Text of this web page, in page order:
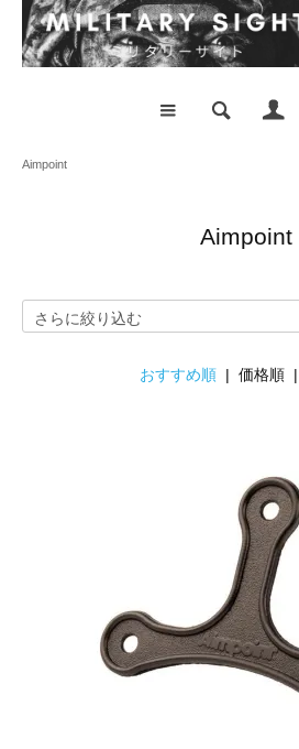
Aimpoint
Aimpoint
おすすめ順 | 価格順 |